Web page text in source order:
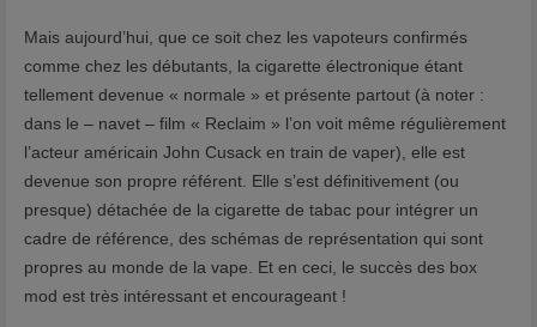
Mais aujourd’hui, que ce soit chez les vapoteurs confirmés
comme chez les débutants, la cigarette électronique étant
tellement devenue « normale » et présente partout (à noter :
dans le – navet – film « Reclaim » l’on voit même régulièrement
l’acteur américain John Cusack en train de vaper), elle est
devenue son propre référent. Elle s’est définitivement (ou
presque) détachée de la cigarette de tabac pour intégrer un
cadre de référence, des schémas de représentation qui sont
propres au monde de la vape. Et en ceci, le succès des box
mod est très intéressant et encourageant !